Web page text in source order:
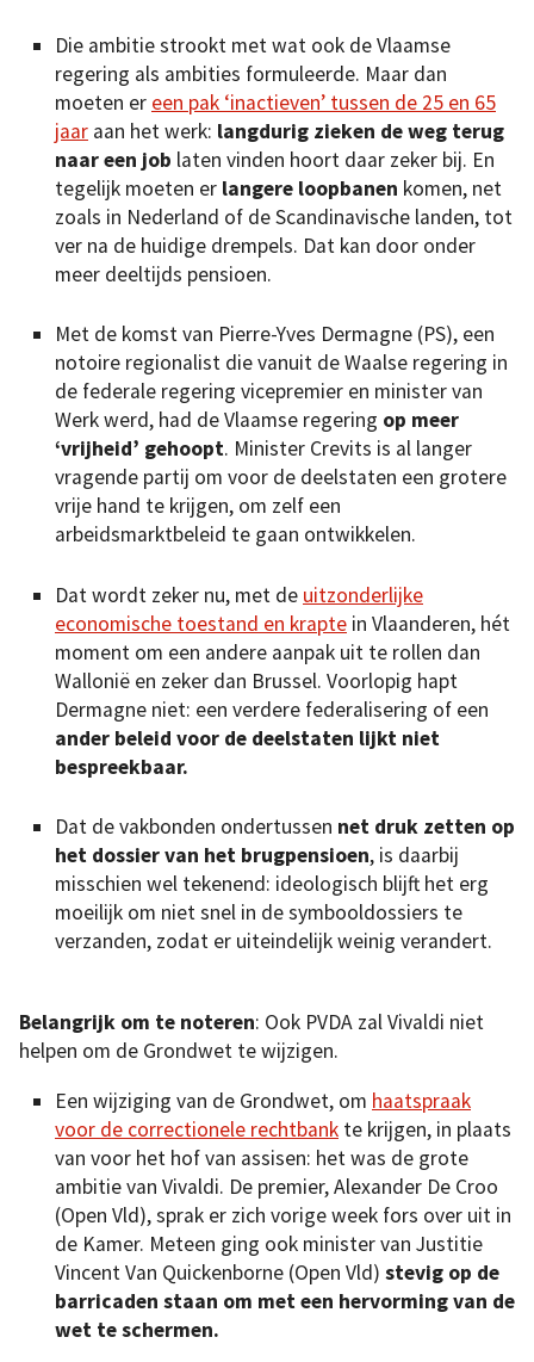
Die ambitie strookt met wat ook de Vlaamse
regering als ambities formuleerde. Maar dan
moeten er een pak ‘inactieven’ tussen de 25 en 65
jaar aan het werk: langdurig zieken de weg terug
naar een job laten vinden hoort daar zeker bij. En
tegelijk moeten er langere loopbanen komen, net
zoals in Nederland of de Scandinavische landen, tot
ver na de huidige drempels. Dat kan door onder
meer deeltijds pensioen.
Met de komst van Pierre-Yves Dermagne (PS), een
notoire regionalist die vanuit de Waalse regering in
de federale regering vicepremier en minister van
Werk werd, had de Vlaamse regering op meer
‘vrijheid’ gehoopt. Minister Crevits is al langer
vragende partij om voor de deelstaten een grotere
vrije hand te krijgen, om zelf een
arbeidsmarktbeleid te gaan ontwikkelen.
Dat wordt zeker nu, met de uitzonderlijke
economische toestand en krapte in Vlaanderen, hét
moment om een andere aanpak uit te rollen dan
Wallonië en zeker dan Brussel. Voorlopig hapt
Dermagne niet: een verdere federalisering of een
ander beleid voor de deelstaten lijkt niet
bespreekbaar.
Dat de vakbonden ondertussen net druk zetten op
het dossier van het brugpensioen, is daarbij
misschien wel tekenend: ideologisch blijft het erg
moeilijk om niet snel in de symbooldossiers te
verzanden, zodat er uiteindelijk weinig verandert.
Belangrijk om te noteren: Ook PVDA zal Vivaldi niet
helpen om de Grondwet te wijzigen.
Een wijziging van de Grondwet, om haatspraak
voor de correctionele rechtbank te krijgen, in plaats
van voor het hof van assisen: het was de grote
ambitie van Vivaldi. De premier, Alexander De Croo
(Open Vld), sprak er zich vorige week fors over uit in
de Kamer. Meteen ging ook minister van Justitie
Vincent Van Quickenborne (Open Vld) stevig op de
barricaden staan om met een hervorming van de
wet te schermen.